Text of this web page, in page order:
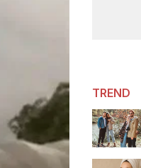
TREND